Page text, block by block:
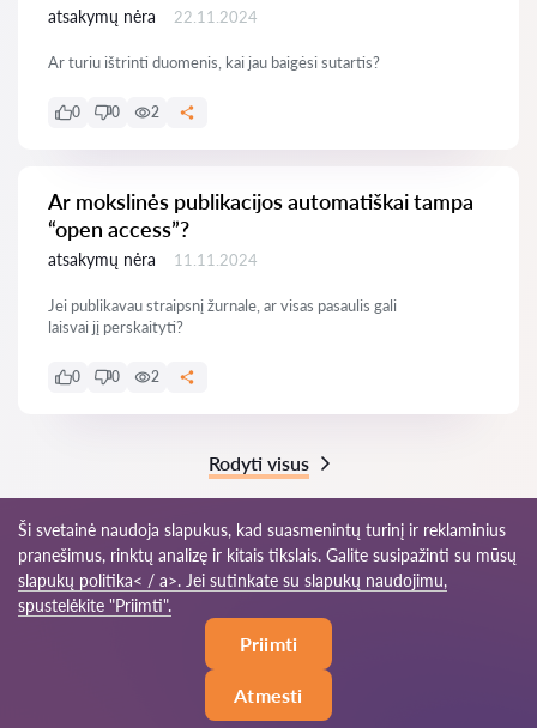
atsakymų nėra 22.11.2024
Ar turiu ištrinti duomenis, kai jau baigėsi sutartis?
0 0 2
Ar mokslinės publikacijos automatiškai tampa
“open access”?
atsakymų nėra 11.11.2024
Jei publikavau straipsnį žurnale, ar visas pasaulis gali
laisvai jį perskaityti?
0 0 2
Rodyti visus
© 2026 Advokatas-lt.com
Svetainės
žemėlapis
Ši svetainė naudoja slapukus, kad suasmenintų turinį ir reklaminius
pranešimus, rinktų analizę ir kitais tikslais. Galite susipažinti su mūsų
slapukų politika< / a>. Jei sutinkate su slapukų naudojimu,
spustelėkite "Priimti".
Priimti
Atmesti